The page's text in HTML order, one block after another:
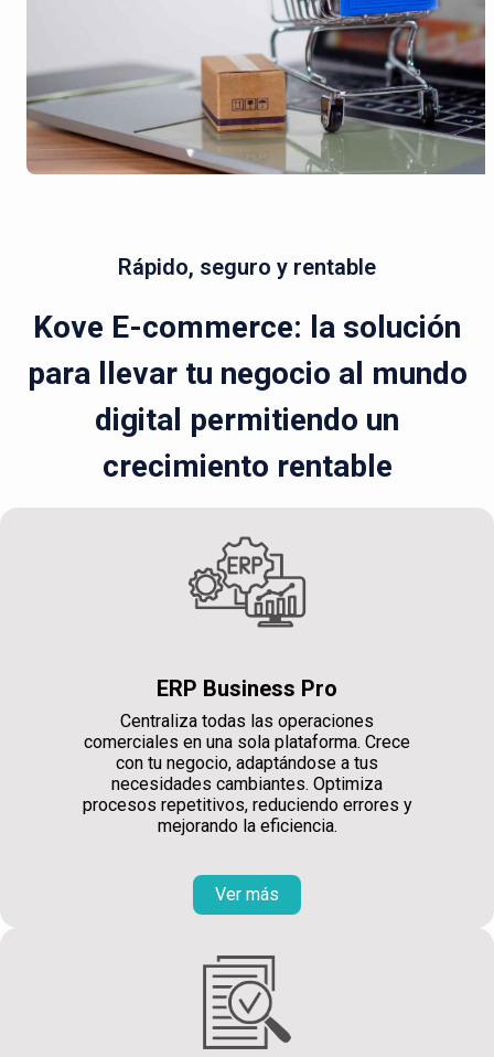
Rápido, seguro y rentable
Kove E-commerce: la solución
para llevar tu negocio al mundo
digital permitiendo un
crecimiento rentable
ERP Business Pro
Centraliza todas las operaciones
comerciales en una sola plataforma. Crece
con tu negocio, adaptándose a tus
necesidades cambiantes. Optimiza
procesos repetitivos, reduciendo errores y
mejorando la eficiencia.
Ver más